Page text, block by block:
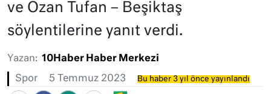
ve Ozan Tufan – Beşiktaş
söylentilerine yanıt verdi.
Yazan: 10Haber Haber Merkezi
Spor 5 Temmuz 2023 Bu haber 3 yıl önce yayınlandı